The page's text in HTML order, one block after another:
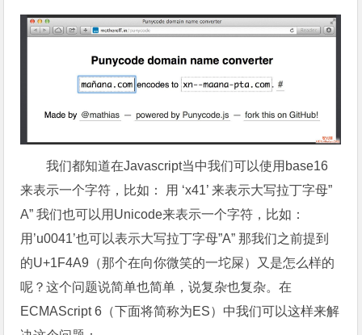
我们都知道在Javascript当中我们可以使用base16
来表示一个字符，比如： 用 ‘x41’ 来表示大写拉丁字母”
A” 我们也可以用Unicode来表示一个字符，比如：
用’u0041’也可以表示大写拉丁字母”A” 那我们之前提到
的U+1F4A9（那个在向你微笑的一坨屎）又是怎么样的
呢？这个问题说简单也简单，说复杂也复杂。在
ECMAScript 6（下面将简称为ES）中我们可以这样来解